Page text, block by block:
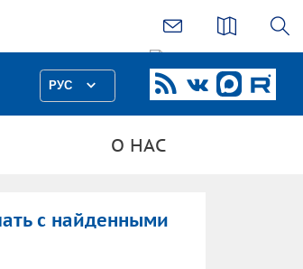
РУС
О НАС
с найденными